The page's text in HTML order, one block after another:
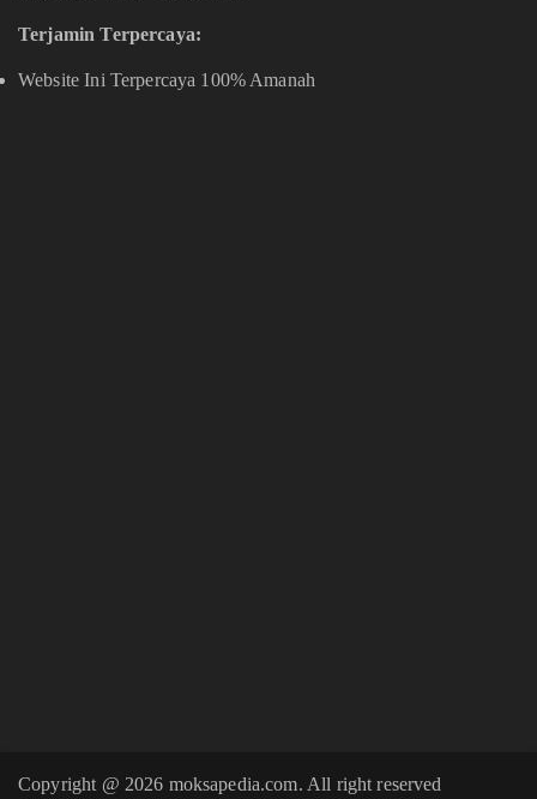
Terjamin Terpercaya:
Website Ini Terpercaya 100% Amanah
Copyright @ 2026 moksapedia.com. All right reserved